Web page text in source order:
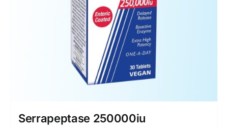
Serrapeptase 250000iu